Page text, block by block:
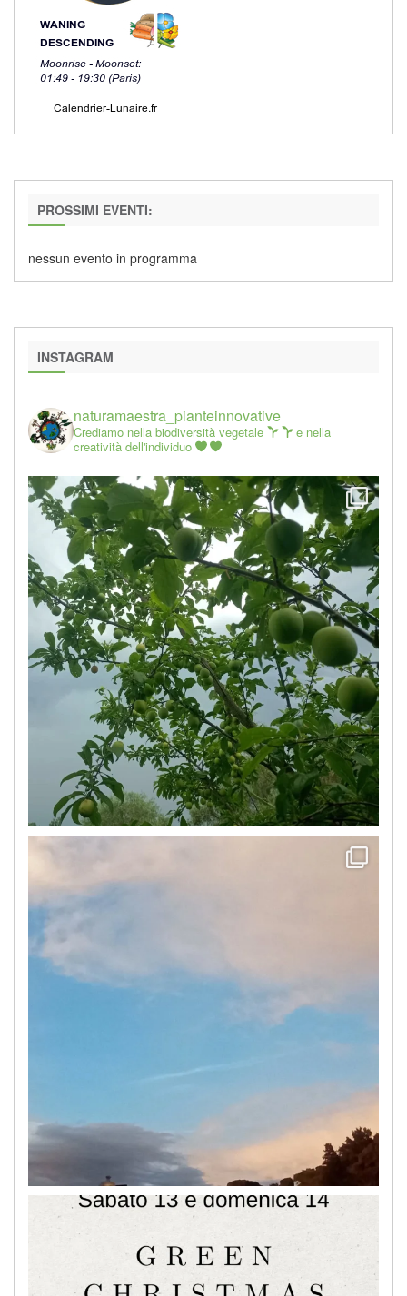
PROSSIMI EVENTI:
nessun evento in programma
INSTAGRAM
naturamaestra_pianteinnovative
Crediamo nella biodiversità vegetale
e nella
creatività dell'individuo